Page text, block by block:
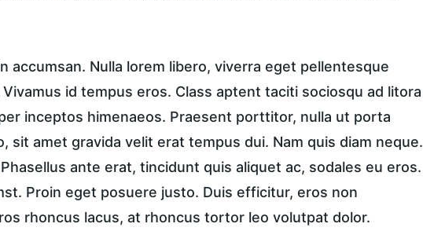
accumsan. Nulla lorem libero, viverra eget pellentesque
id tempus eros. Class aptent taciti sociosqu ad litora
inceptos himenaeos. Praesent porttitor, nulla ut porta
sit amet gravida velit erat tempus dui. Nam quis diam neque.
ante erat, tincidunt quis aliquet ac, sodales eu eros.
Proin eget posuere justo. Duis efficitur, eros non
rhoncus lacus, at rhoncus tortor leo volutpat dolor.